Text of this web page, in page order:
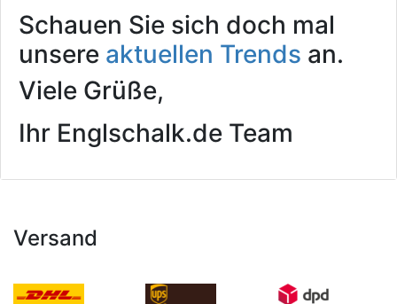
Schauen Sie sich doch mal
unsere aktuellen Trends an.
Viele Grüße,
Ihr Englschalk.de Team
Versand